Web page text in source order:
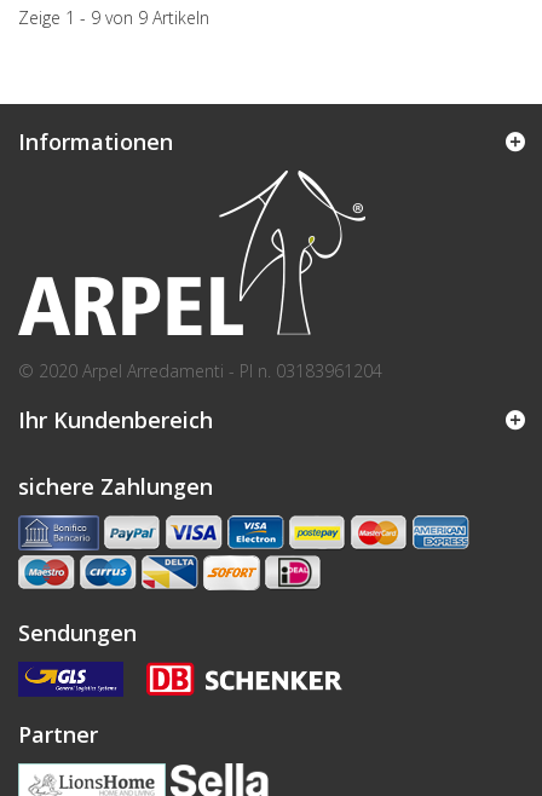
Zeige 1 - 9 von 9 Artikeln
Informationen
© 2020 Arpel Arredamenti - PI n. 03183961204
Ihr Kundenbereich
sichere Zahlungen
Sendungen
Partner